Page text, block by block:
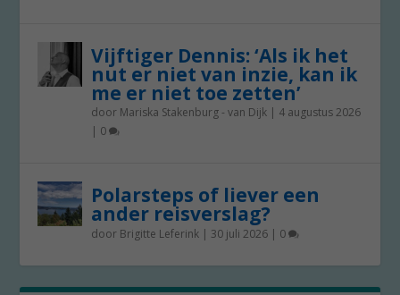
Vijftiger Dennis: ‘Als ik het
nut er niet van inzie, kan ik
me er niet toe zetten’
door Mariska Stakenburg - van Dijk | 4 augustus 2026
| 0
Polarsteps of liever een
ander reisverslag?
door Brigitte Leferink | 30 juli 2026 | 0